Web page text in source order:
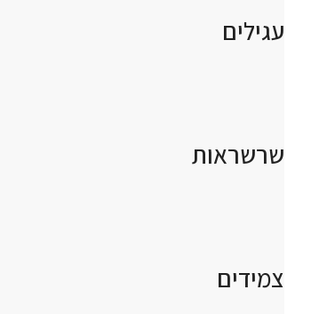
עגילים
שרשראות
צמידים